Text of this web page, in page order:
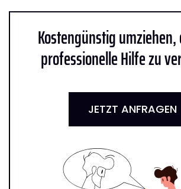
Kostengünstig
professionelle Hilfe zu
JETZT ANFRAGEN